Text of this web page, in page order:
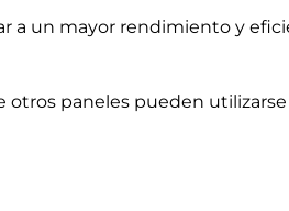
a un mayor rendimiento y
otros paneles pueden utilizarse